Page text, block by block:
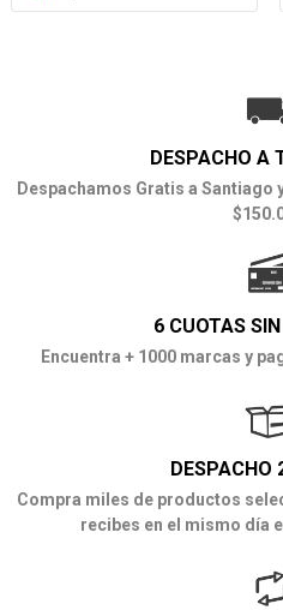
DESPACHO A
Despachamos Gratis a
6 CUOTAS
Encuentra + 1000 marcas y
DESPACHO
Compra miles de productos
recibes en el mismo día